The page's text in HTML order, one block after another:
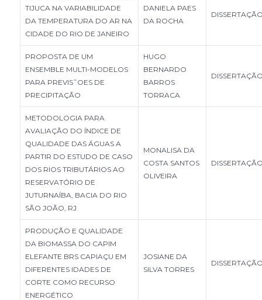
TIJUCA NA VARIABILIDADE
DA TEMPERATURA DO AR NA
CIDADE DO RIO DE JANEIRO
DANIELA PAES
DA ROCHA
PROPOSTA DE UM
ENSEMBLE MULTI-MODELOS
PARA PREVIS˜OES DE
PRECIPITAÇÃO
HUGO
BERNARDO
BARROS
TORRACA
METODOLOGIA PARA
AVALIAÇÃO DO ÍNDICE DE
QUALIDADE DAS ÁGUAS A
PARTIR DO ESTUDO DE CASO
DOS RIOS TRIBUTÁRIOS AO
RESERVATÓRIO DE
JUTURNAÍBA, BACIA DO RIO
SÃO JOÃO, RJ
MONALISA DA
COSTA SANTOS
OLIVEIRA
PRODUÇÃO E QUALIDADE
DA BIOMASSA DO CAPIM
ELEFANTE BRS CAPIAÇU EM
DIFERENTES IDADES DE
CORTE COMO RECURSO
ENERGÉTICO
JOSIANE DA
SILVA TORRES